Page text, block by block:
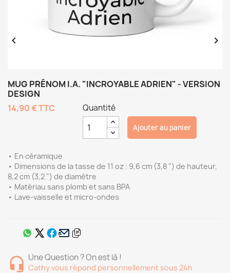
 
MUG PRÉNOM I.A. "INCROYABLE ADRIEN" - VERSION
DESIGN
14,90 €TTC
• En céramique
• Dimensions de la tasse de 11 oz : 9,6 cm (3,8 ") de hauteur,
8,2 cm (3,2 ") de diamètre
• Matériau sans plomb et sans BPA
• Lave-vaisselle et micro-ondes
Quantité
Ajouter au panier
Une Question ? On est là !
Cathy vous répond personnellement sous 24h